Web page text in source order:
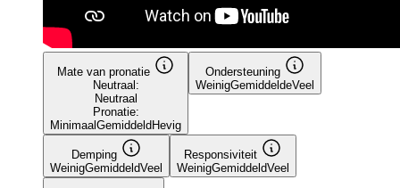
Mate van pronatie
Neutraal:
Neutraal
Pronatie:
MinimaalGemiddeld Hevig
Ondersteuning
WeinigGemiddeldeVeel
Demping
WeinigGemiddeldVeel
Responsiviteit
WeinigGemiddeldVeel